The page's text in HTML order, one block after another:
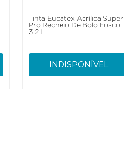
Tinta Eucatex Acrílica Super
Pro Recheio De Bolo Fosco
3,2 L
INDISPONÍVEL